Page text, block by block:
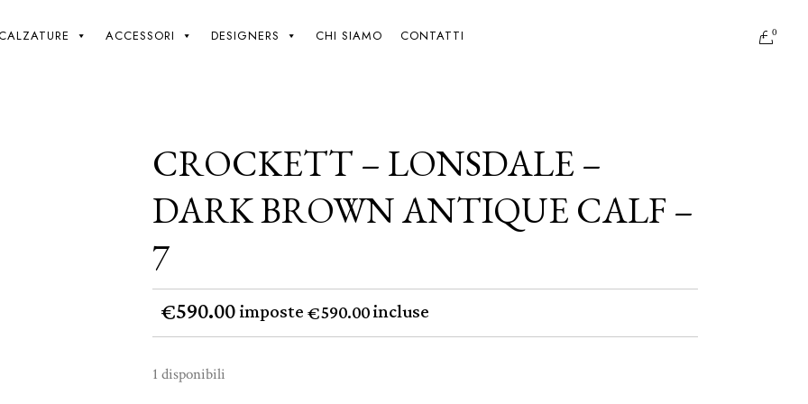
ACCESSORI DESIGNERS CHI SIAMO CONTATTI 0
Giki Crockett – Lonsdale – Dark brown antique calf – 7
CROCKETT – LONSDALE –
DARK BROWN ANTIQUE CALF –
7
€590.00imposte€590.00incluse
1 disponibili